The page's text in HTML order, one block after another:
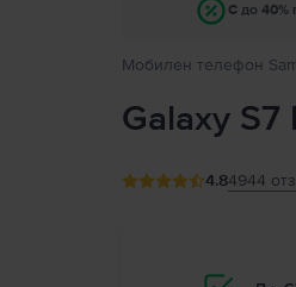
С до 40%
Мобилен телефон
Galaxy S7
4.84944